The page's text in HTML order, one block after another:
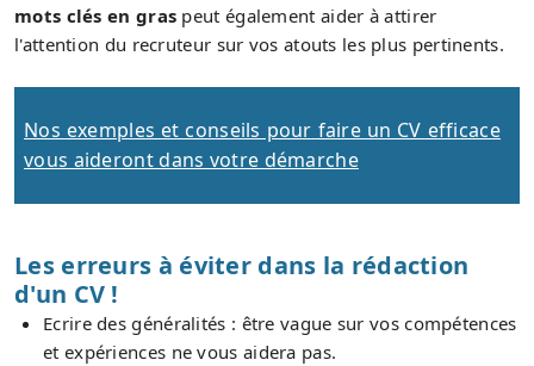
mots clés en gras peut également aider à attirer
l'attention du recruteur sur vos atouts les plus pertinents.
Nos exemples et conseils pour faire un CV efficace
vous aideront dans votre démarche
Les erreurs à éviter dans la rédaction
d'un CV !
Ecrire des généralités : être vague sur vos compétences
et expériences ne vous aidera pas.